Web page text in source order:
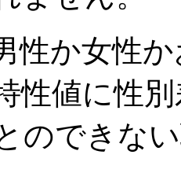
性か女性
性値に性
のできな